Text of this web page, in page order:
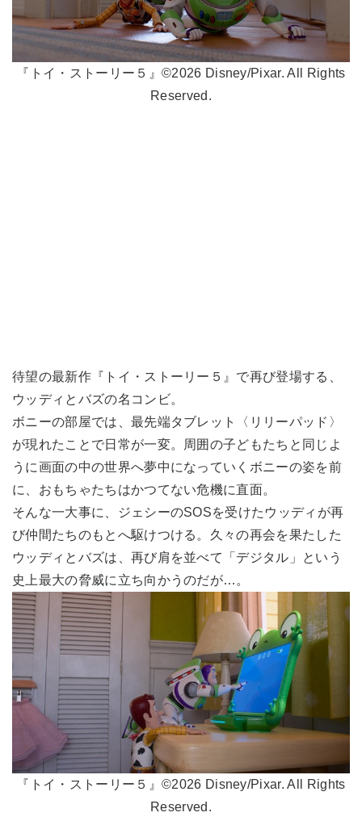
『トイ・ストーリー５』©2026 Disney/Pixar. All Rights
Reserved.
待望の最新作『トイ・ストーリー５』で再び登場する、
ウッディとバズの名コンビ。
ボニーの部屋では、最先端タブレット〈リリーパッド〉
が現れたことで日常が一変。周囲の子どもたちと同じよ
うに画面の中の世界へ夢中になっていくボニーの姿を前
に、おもちゃたちはかつてない危機に直面。
そんな一大事に、ジェシーのSOSを受けたウッディが再
び仲間たちのもとへ駆けつける。久々の再会を果たした
ウッディとバズは、再び肩を並べて「デジタル」という
史上最大の脅威に立ち向かうのだが…。
『トイ・ストーリー５』©2026 Disney/Pixar. All Rights
Reserved.